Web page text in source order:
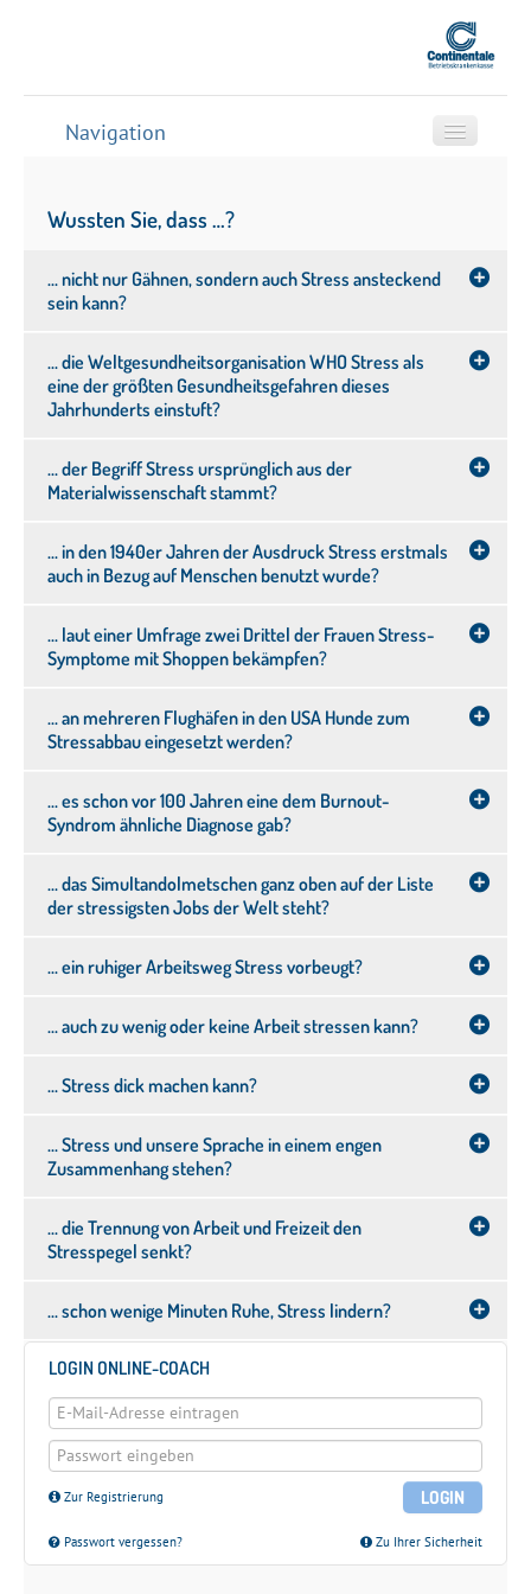
Navigation
Online-Coach
Stresstest
Rund um Stress
Was ist Stress
Chronischer Stress und
Folgen
Stressauslöser
Stress in der Arbeitswelt
Wussten Sie, dass …?
Wussten Sie, dass …?
… nicht nur Gähnen, sondern auch Stress ansteckend
sein kann?
… die Weltgesundheitsorganisation WHO Stress als
eine der größten Gesundheitsgefahren dieses
Jahrhunderts einstuft?
… der Begriff Stress ursprünglich aus der
Materialwissenschaft stammt?
… in den 1940er Jahren der Ausdruck Stress erstmals
auch in Bezug auf Menschen benutzt wurde?
… laut einer Umfrage zwei Drittel der Frauen Stress-
Symptome mit Shoppen bekämpfen?
… an mehreren Flughäfen in den USA Hunde zum
Stressabbau eingesetzt werden?
… es schon vor 100 Jahren eine dem Burnout-
Syndrom ähnliche Diagnose gab?
… das Simultandolmetschen ganz oben auf der Liste
der stressigsten Jobs der Welt steht?
… ein ruhiger Arbeitsweg Stress vorbeugt?
… auch zu wenig oder keine Arbeit stressen kann?
… Stress dick machen kann?
… Stress und unsere Sprache in einem engen
Zusammenhang stehen?
… die Trennung von Arbeit und Freizeit den
Stresspegel senkt?
… schon wenige Minuten Ruhe, Stress lindern?
LOGIN ONLINE-COACH
LOGIN
Zur Registrierung
Passwort vergessen? Zu Ihrer Sicherheit